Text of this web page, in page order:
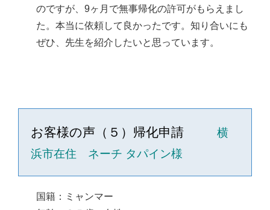
のですが、9ヶ月で無事帰化の許可がもらえまし
た。本当に依頼して良かったです。知り合いにも
ぜひ、先生を紹介したいと思っています。
お客様の声（５）帰化申請
横
浜市在住 ネーチ タパイン様
国籍：ミャンマー